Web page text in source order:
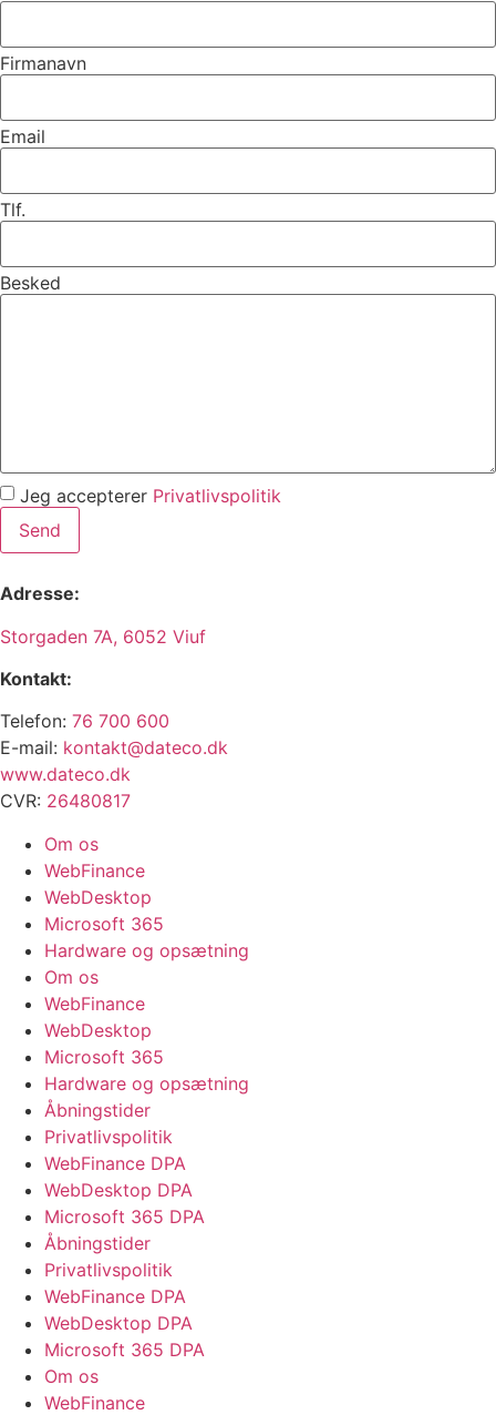
Firmanavn
Email
Tlf.
Besked
Jeg accepterer Privatlivspolitik
Send
Adresse:
Storgaden 7A, 6052 Viuf
Kontakt:
Telefon: 76 700 600
E-mail: kontakt@dateco.dk
www.dateco.dk
CVR: 26480817
Om os
WebFinance
WebDesktop
Microsoft 365
Hardware og opsætning
Om os
WebFinance
WebDesktop
Microsoft 365
Hardware og opsætning
Åbningstider
Privatlivspolitik
WebFinance DPA
WebDesktop DPA
Microsoft 365 DPA
Åbningstider
Privatlivspolitik
WebFinance DPA
WebDesktop DPA
Microsoft 365 DPA
Om os
WebFinance